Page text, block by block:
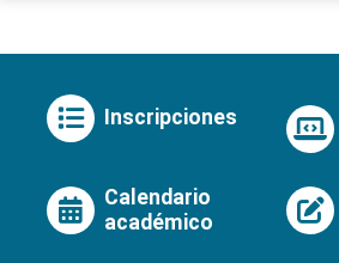
Inscripciones
Calendario
académico